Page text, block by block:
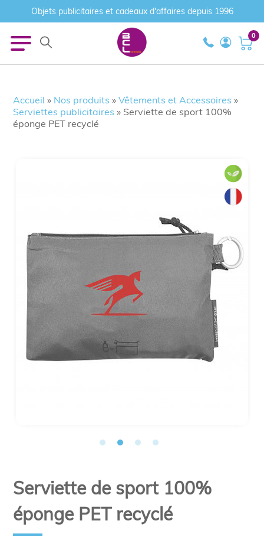
Objets publicitaires et cadeaux d'affaires depuis 1996
0
Accueil » Nos produits »Vêtements et Accessoires »
Serviettes publicitaires » Serviette de sport 100%
éponge PET recyclé
Serviette de sport 100%
éponge PET recyclé